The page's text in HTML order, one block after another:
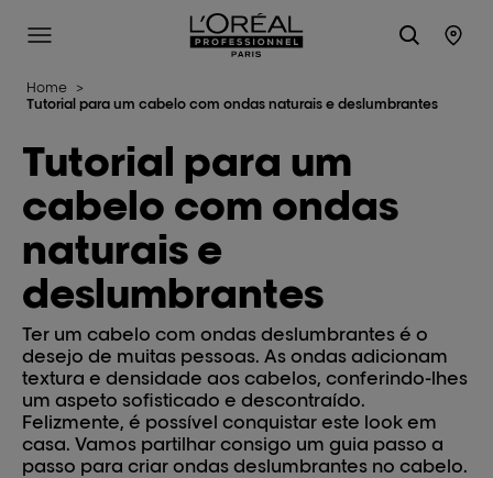
L'Oréal Professionnel Paris
Site Menu
Home >
Tutorial para um cabelo com ondas naturais e deslumbrantes
Tutorial para um
cabelo com ondas
naturais e
deslumbrantes
Ter um cabelo com ondas deslumbrantes é o
desejo de muitas pessoas. As ondas adicionam
textura e densidade aos cabelos, conferindo-lhes
um aspeto sofisticado e descontraído.
Felizmente, é possível conquistar este look em
casa. Vamos partilhar consigo um guia passo a
passo para criar ondas deslumbrantes no cabelo.